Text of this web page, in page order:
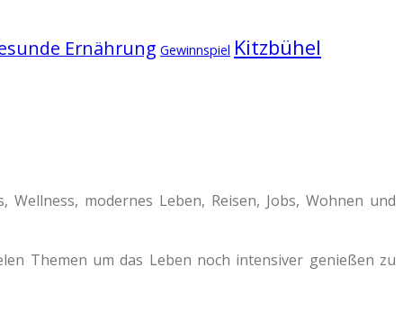
Ernährung Gewinnspiel Kitzbühel
modernes Leben, Reisen, Jobs, Wohnen und
Themen um das Leben noch intensiver genießen zu